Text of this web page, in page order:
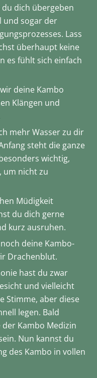
dich übergeben
und sogar der
Lass
überhaupt keine
es fühlt sich einfach
deine Kambo
Klängen und
mehr Wasser zu dir
steht die ganze
wichtig,
um nicht zu
Müdigkeit
du dich gerne
kurz ausruhen.
deine Kambo-
Drachenblut.
hast du zwar
und vielleicht
Stimme, aber diese
legen. Bald
Kambo Medizin
Nun kannst du
des Kambo in vollen